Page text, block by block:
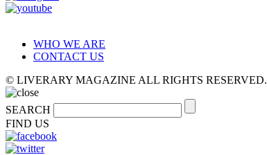
WHO WE ARE
CONTACT US
© LIVERARY MAGAZINE ALL RIGHTS RESERVED.
SEARCH
FIND US